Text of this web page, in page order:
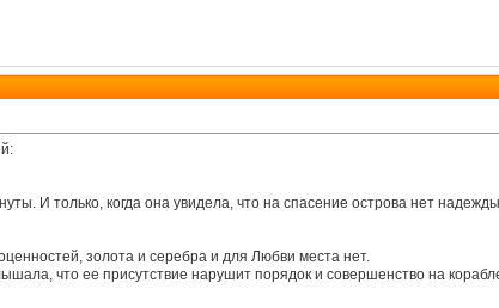
И только, когда она увидела, что на спасение острова нет
золота и серебра и для Любви места нет.
что ее присутствие нарушит порядок и совершенство на